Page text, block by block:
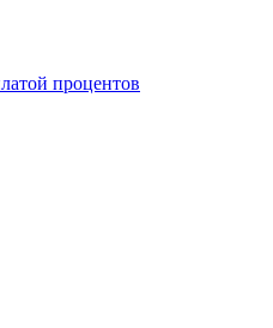
процентов